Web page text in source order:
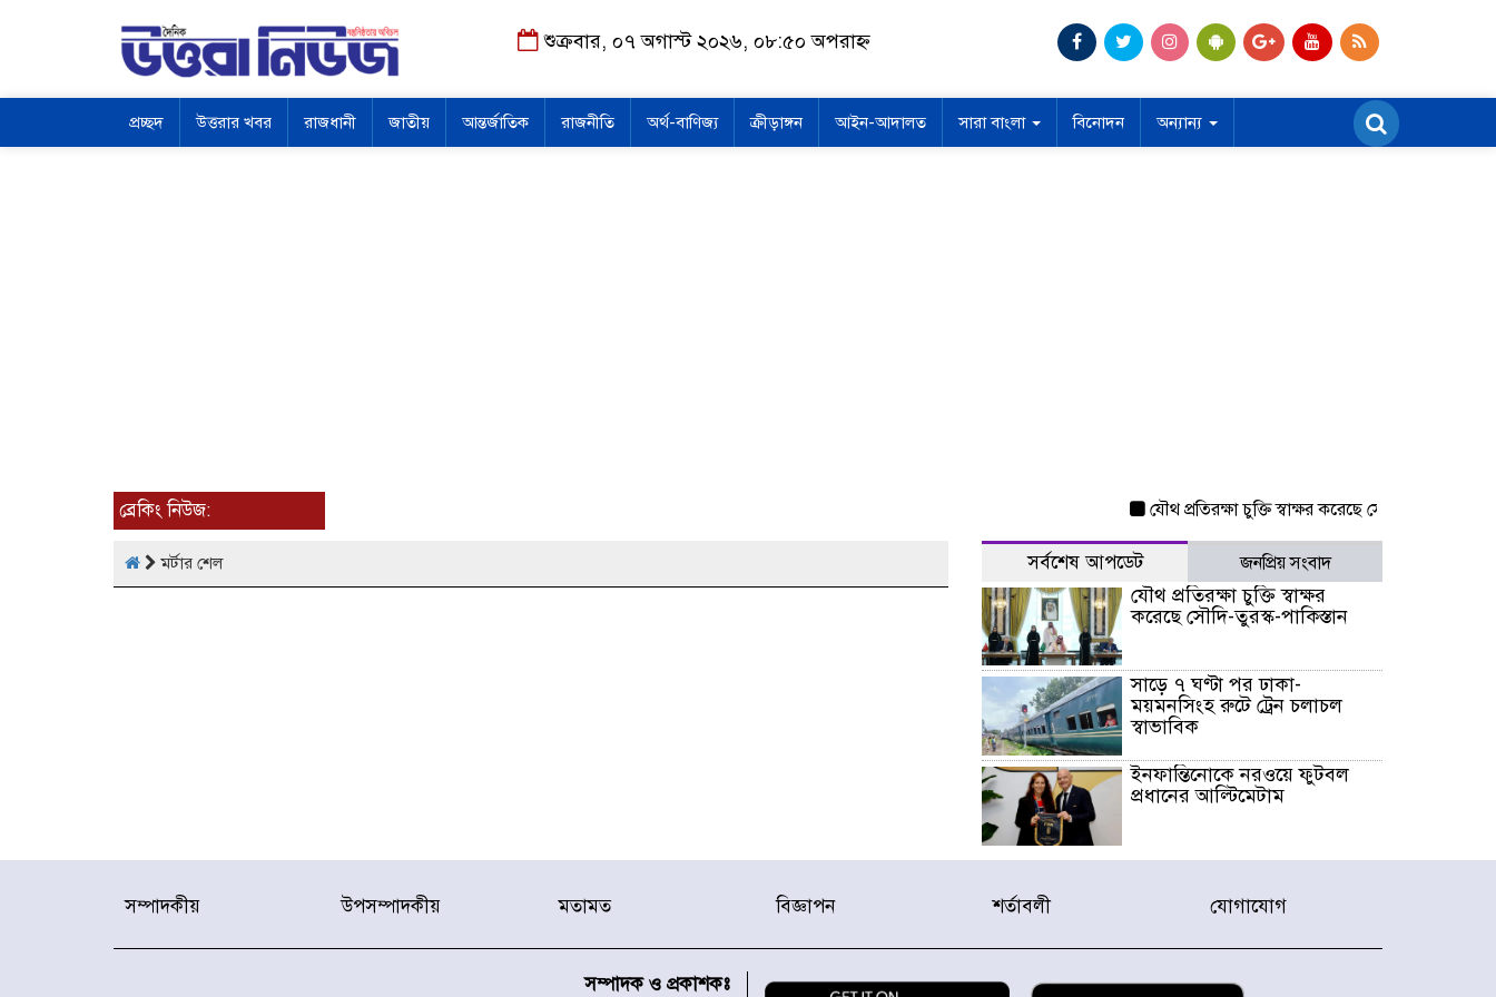
শুক্রবার, ০৭ অগাস্ট ২০২৬, ০৮:৫০ অপরাহ্ন
প্রচ্ছদ উত্তরার খবর রাজধানী জাতীয় আন্তর্জাতিক রাজনীতি অর্থ-বাণিজ্য ক্রীড়াঙ্গন আইন-আদালত সারা বাংলা বিনোদন অন্যান্য
ব্রেকিং নিউজ: যৌথ প্রতিরক্ষা চুক্তি স্বাক্ষর করেছে সৌদি-তুরস্ক-পাকিস্তান
মর্টার শেল সর্বশেষ আপডেট জনপ্রিয় সংবাদ
যৌথ প্রতিরক্ষা চুক্তি স্বাক্ষর
করেছে সৌদি-তুরস্ক-পাকিস্তান
সাড়ে ৭ ঘণ্টা পর ঢাকা-
ময়মনসিংহ রুটে ট্রেন চলাচল
স্বাভাবিক
ইনফান্তিনোকে নরওয়ে ফুটবল
প্রধানের আল্টিমেটাম
দেশে ভারি বৃষ্টির সতর্কবার্তা, ১০
৫৩ নং ওয়ার্ডের সড়কে নেমপ্লেট
সম্পাদকীয় উপসম্পাদকীয় মতামত বিজ্ঞাপন শর্তাবলী যোগাযোগ
সম্পাদক ও প্রকাশকঃ